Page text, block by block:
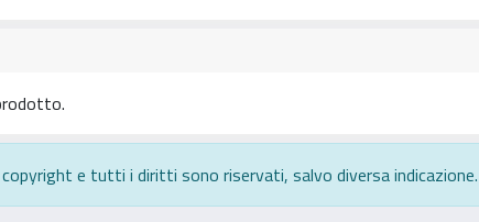
e tutti i diritti sono riservati, salvo diversa indicazione.